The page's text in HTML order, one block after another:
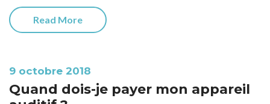
Read More
9 octobre 2018
Quand dois-je payer mon appareil